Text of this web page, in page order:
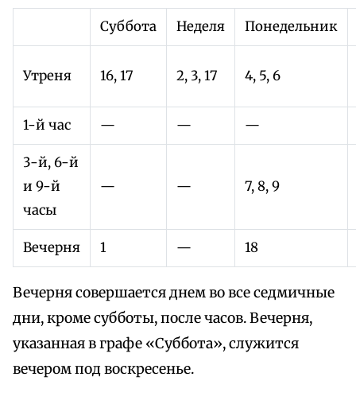
Суббота Неделя Понедельник
Утреня 16, 17 2, 3, 17 4, 5, 6
1-й час — — —
3-й, 6-й
и 9-й
часы
— — 7, 8, 9
Вечерня 1 — 18
Вечерня совершается днем во все седмичные
дни, кроме субботы, после часов. Вечерня,
указанная в графе «Суббота», служится
вечером под воскресенье.